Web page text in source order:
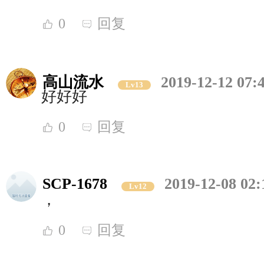
0 回复
高山流水 Lv13
2019-12-12
好好好
0 回复
SCP-1678 Lv12
2019-12-08
，
0 回复